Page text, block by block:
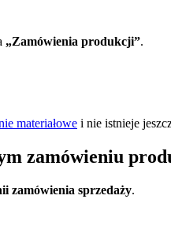
„Zamówienia produkcji”.
materiałowe i nie istnieje
zamówieniu
zamówienia sprzedaży.